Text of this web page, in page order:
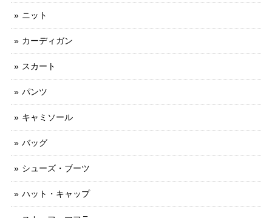
ニット
カーディガン
スカート
パンツ
キャミソール
バッグ
シューズ・ブーツ
ハット・キャップ